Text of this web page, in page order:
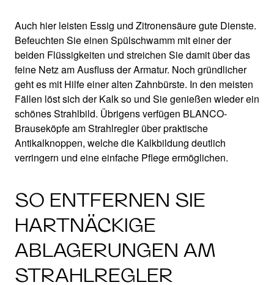
Auch hier leisten Essig und Zitronensäure gute Dienste.
Befeuchten Sie einen Spülschwamm mit einer der
beiden Flüssigkeiten und streichen Sie damit über das
feine Netz am Ausfluss der Armatur. Noch gründlicher
geht es mit Hilfe einer alten Zahnbürste. In den meisten
Fällen löst sich der Kalk so und Sie genießen wieder ein
schönes Strahlbild. Übrigens verfügen BLANCO-
Brauseköpfe am Strahlregler über praktische
Antikalknoppen, welche die Kalkbildung deutlich
verringern und eine einfache Pflege ermöglichen.
SO ENTFERNEN SIE
HARTNÄCKIGE
ABLAGERUNGEN AM
STRAHLREGLER